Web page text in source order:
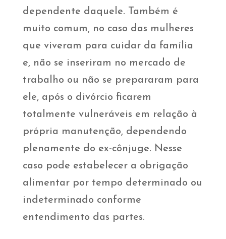
dependente daquele. Também é
muito comum, no caso das mulheres
que viveram para cuidar da família
e, não se inseriram no mercado de
trabalho ou não se prepararam para
ele, após o divórcio ficarem
totalmente vulneráveis em relação à
própria manutenção, dependendo
plenamente do ex-cônjuge. Nesse
caso pode estabelecer a obrigação
alimentar por tempo determinado ou
indeterminado conforme
entendimento das partes.